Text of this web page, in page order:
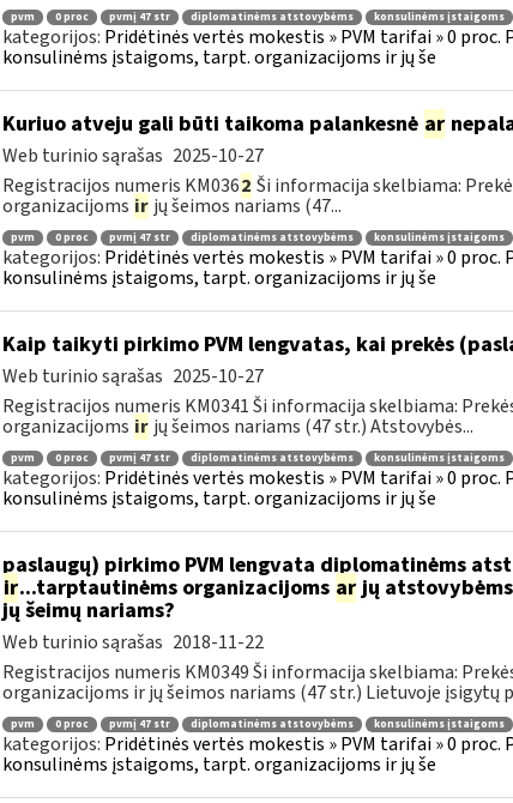
pvm 0 proc pvmį 47 str diplomatinėms atstovybėms konsulinėms įstaigoms
kategorijos: Pridėtinės vertės mokestis » PVM tarifai » 0
konsulinėms įstaigoms, tarpt. organizacijoms ir jų še
Kuriuo atveju gali būti taikoma palankesnė ar
Web turinio sąrašas 2025-10-27
Registracijos numeris KM0362 Ši informacija skelbiama:
organizacijoms ir jų šeimos nariams (47...
pvm 0 proc pvmį 47 str diplomatinėms atstovybėms konsulinėms įstaigoms
kategorijos: Pridėtinės vertės mokestis » PVM tarifai » 0
konsulinėms įstaigoms, tarpt. organizacijoms ir jų še
Kaip taikyti pirkimo PVM lengvatas, kai prekės
Web turinio sąrašas 2025-10-27
Registracijos numeris KM0341 Ši informacija skelbiama:
organizacijoms ir jų šeimos nariams (47 str.) Atstovybės...
pvm 0 proc pvmį 47 str diplomatinėms atstovybėms konsulinėms įstaigoms
kategorijos: Pridėtinės vertės mokestis » PVM tarifai » 0
konsulinėms įstaigoms, tarpt. organizacijoms ir jų še
paslaugų) pirkimo PVM lengvata diplomatinėms
ir...tarptautinėms organizacijoms arjų
jų šeimų nariams?
Web turinio sąrašas 2018-11-22
Registracijos numeris KM0349 Ši informacija skelbiama:
organizacijoms ir jų šeimos nariams (47 str.) Lietuvoje įsigytų
pvm 0 proc pvmį 47 str diplomatinėms atstovybėms konsulinėms įstaigoms
kategorijos: Pridėtinės vertės mokestis » PVM tarifai » 0
konsulinėms įstaigoms, tarpt. organizacijoms ir jų še